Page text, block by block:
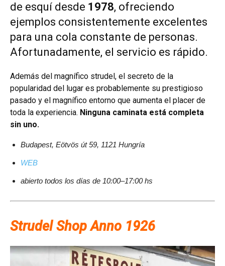
de esquí desde 1978, ofreciendo
ejemplos consistentemente excelentes
para una cola constante de personas.
Afortunadamente, el servicio es rápido.
Además del magnífico strudel, el secreto de la
popularidad del lugar es probablemente su prestigioso
pasado y el magnífico entorno que aumenta el placer de
toda la experiencia. Ninguna caminata está completa
sin uno.
Budapest, Eötvös út 59, 1121 Hungría
WEB
abierto todos los días de 10:00–17:00 hs
Strudel Shop Anno 1926